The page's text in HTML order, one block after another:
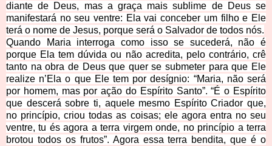
diante de Deus, mas a graça mais sublime de Deus se
manifestará no seu ventre: Ela vai conceber um filho e Ele
terá o nome de Jesus, porque será o Salvador de todos nós.
Quando Maria interroga como isso se sucederá, não é
porque Ela tem dúvida ou não acredita, pelo contrário, crê
tanto na obra de Deus que quer se submeter para que Ele
realize n’Ela o que Ele tem por desígnio: “Maria, não será
por homem, mas por ação do Espírito Santo”. “É o Espírito
que descerá sobre ti, aquele mesmo Espírito Criador que,
no princípio, criou todas as coisas; ele agora entra no seu
ventre, tu és agora a terra virgem onde, no princípio a terra
brotou todos os frutos”. Agora essa terra bendita, que é o